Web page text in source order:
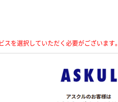
を選択していただく必要がございます。